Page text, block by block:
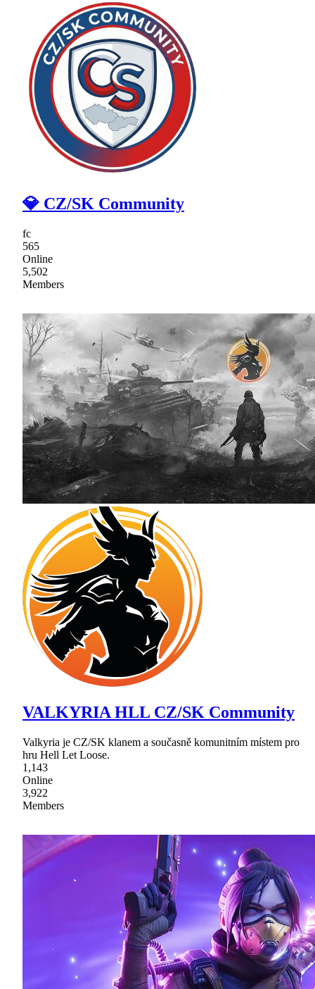
💎 CZ/SK Community
fc
565
Online
5,502
Members
VALKYRIA HLL CZ/SK Community
Valkyria je CZ/SK klanem a současně komunitním místem pro
hru Hell Let Loose.
1,143
Online
3,922
Members